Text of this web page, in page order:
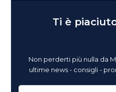
Ti è
Non perderti più nulla da
ultime news - consigli -